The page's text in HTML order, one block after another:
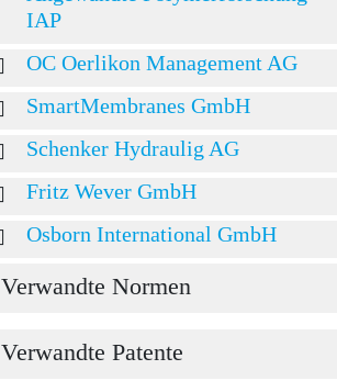
IAP
OC Oerlikon Management AG
SmartMembranes GmbH
Schenker Hydraulig AG
Fritz Wever GmbH
Osborn International GmbH
Verwandte Normen
Verwandte Patente